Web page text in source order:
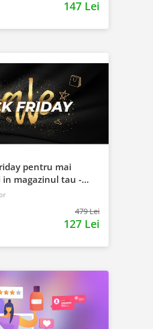
147 Lei
pentru mai
magazinul tau -
479 Lei
127 Lei